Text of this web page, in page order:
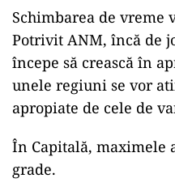
Schimbarea de vreme
Potrivit ANM, încă de
începe să crească în
unele regiuni se vor
apropiate de cele de
În Capitală, maximele
grade.